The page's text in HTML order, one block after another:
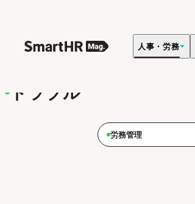
人事・労務
トラブル
労務管理